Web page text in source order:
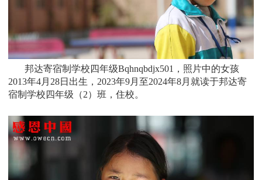
邦达寄宿制学校四年级Bqhnqbdjx501，照片中的女孩
2013年4月28日 出生， 2023年9月至2024年8月就读于邦达寄
宿制学校四年级（2）班 ，住校。